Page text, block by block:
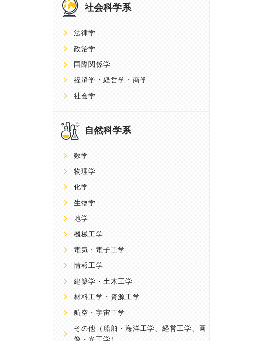
社会科学系
法律学
政治学
国際関係学
経済学・経営学・商学
社会学
自然科学系
数学
物理学
化学
生物学
地学
機械工学
電気・電子工学
情報工学
建築学・土木工学
材料工学・資源工学
航空・宇宙工学
その他 （船舶・海洋工学、経営工学、画
像・光工学）